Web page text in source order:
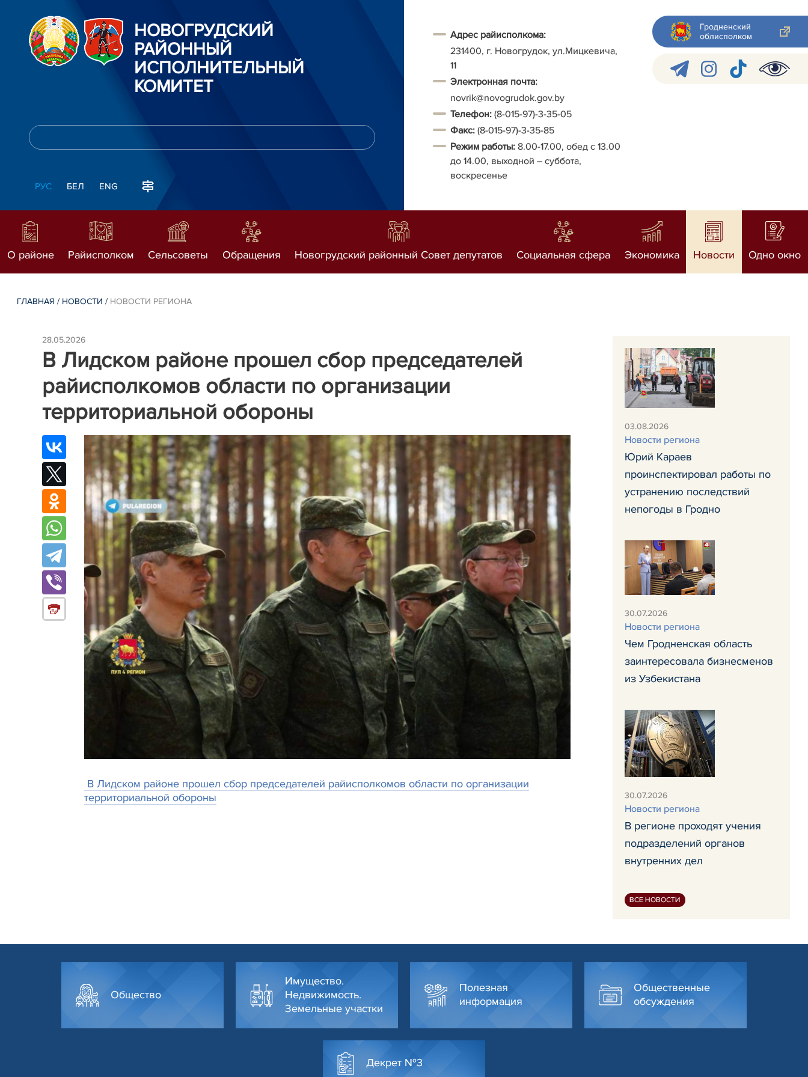
НОВОГРУДСКИЙ
РАЙОННЫЙ
ИСПОЛНИТЕЛЬНЫЙ
КОМИТЕТ
РУС БЕЛ ENG
Адрес райисполкома:
231400, г. Новогрудок, ул.Мицкевича,
11
Электронная почта:
novrik@novogrudok.gov.by
Телефон: (8-015-97)-3-35-05
Факс: (8-015-97)-3-35-85
Режим работы: 8.00-17.00, обед с 13.00
до 14.00, выходной – суббота,
воскресенье
Гродненский
облисполком
О районе Райисполком Сельсоветы Обращения Новогрудский районный Совет депутатов Социальная сфера Экономика Новости Одно окно
ГЛАВНАЯ / НОВОСТИ / НОВОСТИ РЕГИОНА
28.05.2026
В Лидском районе прошел сбор председателей
райисполкомов области по организации
территориальной обороны
В Лидском районе прошел сбор председателей райисполкомов области по организации
территориальной обороны
03.08.2026
Новости региона
Юрий Караев
проинспектировал работы по
устранению последствий
непогоды в Гродно
30.07.2026
Новости региона
Чем Гродненская область
заинтересовала бизнесменов
из Узбекистана
30.07.2026
Новости региона
В регионе проходят учения
подразделений органов
внутренних дел
ВСЕ НОВОСТИ
Общество
Имущество.
Недвижимость.
Земельные участки
Полезная
информация
Общественные
обсуждения
Декрет №3